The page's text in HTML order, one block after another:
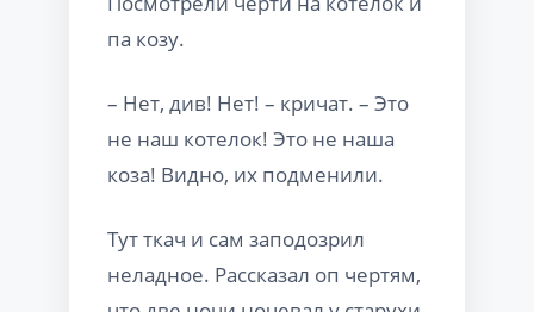
па козу.
– Нет, див! Нет! – кричат. – Это
не наш котелок! Это не наша
коза! Видно, их подменили.
Тут ткач и сам заподозрил
неладное. Рассказал оп чертям,